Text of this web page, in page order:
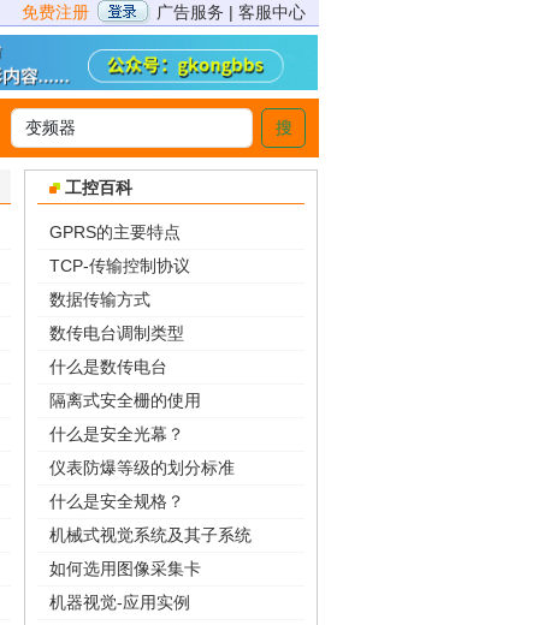
免费注册 广告服务 | 客服中心
搜
工控百科
GPRS的主要特点
TCP-传输控制协议
数据传输方式
数传电台调制类型
什么是数传电台
隔离式安全栅的使用
什么是安全光幕？
仪表防爆等级的划分标准
什么是安全规格？
机械式视觉系统及其子系统
如何选用图像采集卡
机器视觉-应用实例